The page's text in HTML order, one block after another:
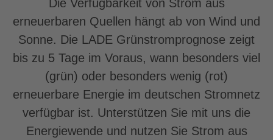
Die Verfügbarkeit von Strom aus
erneuerbaren Quellen hängt ab von Wind und
Sonne. Die LADE Grünstromprognose zeigt
bis zu 5 Tage im Voraus, wann besonders viel
(grün) oder besonders wenig (rot)
erneuerbare Energie im deutschen Stromnetz
verfügbar ist. Unterstützen Sie mit uns die
Energiewende und nutzen Sie Strom aus